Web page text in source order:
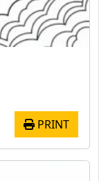
PRINT